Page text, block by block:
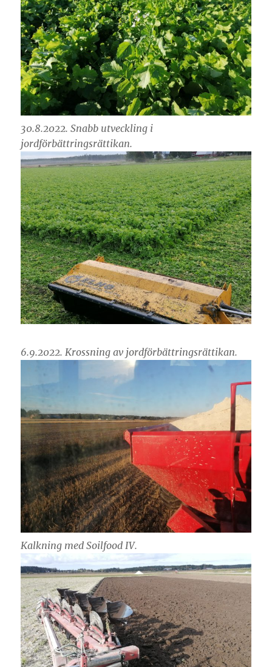
30.8.2022. Snabb utveckling i
jordförbättringsrättikan.
6.9.2022. Krossning av jordförbättringsrättikan.
Kalkning med Soilfood IV.